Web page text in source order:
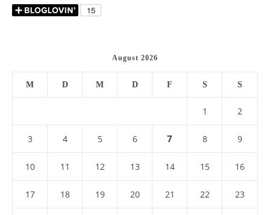
August 2026
M D M D F S S
1 2
3 4 5 6 7 8 9
10 11 12 13 14 15 16
17 18 19 20 21 22 23